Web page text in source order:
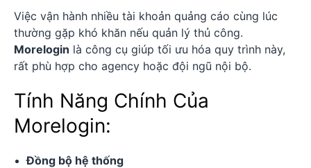
Việc vận hành nhiều tài khoản quảng cáo cùng lúc
thường gặp khó khăn nếu quản lý thủ công.
Morelogin là công cụ giúp tối ưu hóa quy trình này,
rất phù hợp cho agency hoặc đội ngũ nội bộ.
Tính Năng Chính Của
Morelogin:
Đồng bộ hệ thống